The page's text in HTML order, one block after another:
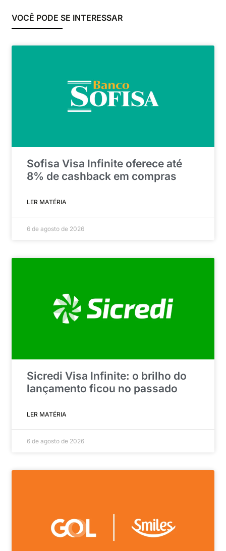
VOCÊ PODE SE INTERESSAR
Sofisa Visa Infinite oferece até
8% de cashback em compras
LER MATÉRIA
6 de agosto de 2026
Sicredi Visa Infinite: o brilho do
lançamento ficou no passado
LER MATÉRIA
6 de agosto de 2026